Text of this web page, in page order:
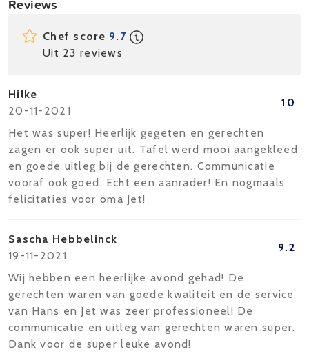
Reviews
Chef score 9.7
Uit 23 reviews
Hilke
20-11-2021
10
Het was super! Heerlijk gegeten en gerechten
zagen er ook super uit. Tafel werd mooi aangekleed
en goede uitleg bij de gerechten. Communicatie
vooraf ook goed. Echt een aanrader! En nogmaals
felicitaties voor oma Jet!
Sascha Hebbelinck
19-11-2021
9.2
Wij hebben een heerlijke avond gehad! De
gerechten waren van goede kwaliteit en de service
van Hans en Jet was zeer professioneel! De
communicatie en uitleg van gerechten waren super.
Dank voor de super leuke avond!